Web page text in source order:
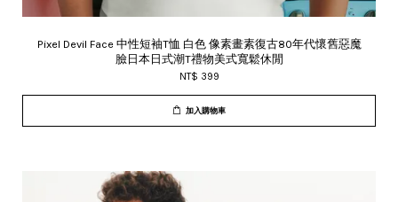
Pixel Devil Face 中性短袖T恤 白色 像素畫素復古80年代懷舊惡魔
臉日本日式潮T禮物美式寬鬆休閒
NT$ 399
加入購物車